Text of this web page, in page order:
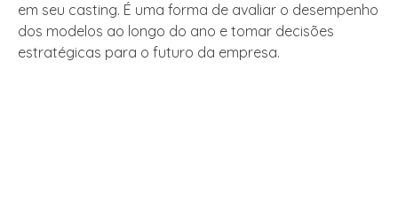
em seu casting. É uma forma de avaliar o desempenho
dos modelos ao longo do ano e tomar decisões
estratégicas para o futuro da empresa.